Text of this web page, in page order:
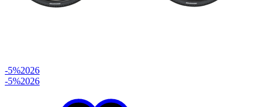
-5%2026
-5%2026